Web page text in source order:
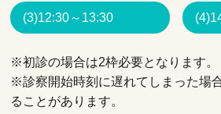
(3)12:30～13:30
※初診の場合は2枠必要となります。
※診察開始時刻に遅れてしまった場
ることがあります。